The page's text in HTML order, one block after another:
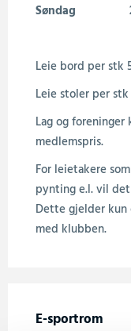
Søndag
Leie bord per stk
Leie stoler per
Lag og foreninger
medlemspris.
For leietakere
pynting e.l. vil
Dette gjelder kun
med klubben.
E-sportrom